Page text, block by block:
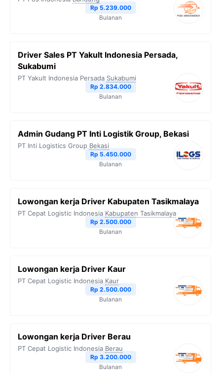
Rp 5.239.000
Bulanan
Driver Sales PT Yakult Indonesia Persada,
Sukabumi
PT Yakult Indonesia Persada Sukabumi
Rp 2.834.000
Bulanan
Admin Gudang PT Inti Logistik Group, Bekasi
PT Inti Logistics Group Bekasi
Rp 5.450.000
Bulanan
Lowongan kerja Driver Kabupaten Tasikmalaya
PT Cepat Logistic Indonesia Kabupaten Tasikmalaya
Rp 2.500.000
Bulanan
Lowongan kerja Driver Kaur
PT Cepat Logistic Indonesia Kaur
Rp 2.500.000
Bulanan
Lowongan kerja Driver Berau
PT Cepat Logistic Indonesia Berau
Rp 3.200.000
Bulanan